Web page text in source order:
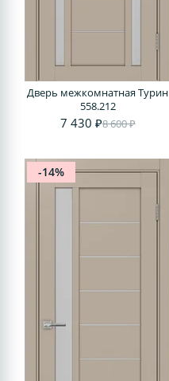
Дверь межкомнатная Турин
558.212
7 430 ₽8 600 ₽
-14%